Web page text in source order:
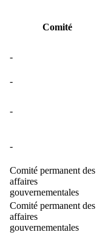
Comité
-
-
-
-
Comité permanent des
affaires
gouvernementales
Comité permanent des
affaires
gouvernementales